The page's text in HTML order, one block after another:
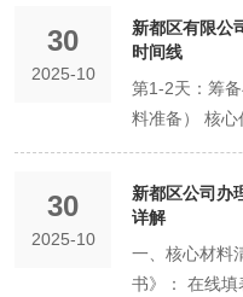
「行政区划 +
式」，例如：
服务网」的「
行线上办理。
合国家规范的
的同行业企业
必进行仔细查
照《国民经济
30
2025-10
新都区有限公
时间线​
第1-2天：筹
料准备） 核心
阶段，发生在
议与章程设计
股权比例、出
30
2025-10
新都区公司办
详解​
一、核心材料
书》： 在线填